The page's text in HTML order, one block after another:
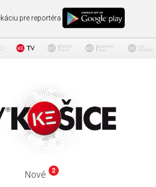
pre reportéra
Nové 2